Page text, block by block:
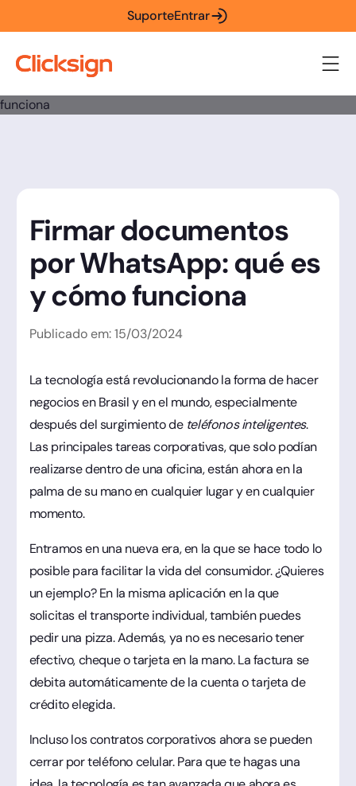
SuporteEntrar
Firmar documentos
por WhatsApp: qué es
y cómo funciona
Publicado em: 15/03/2024
La tecnología está revolucionando la forma de hacer
negocios en Brasil y en el mundo, especialmente
después del surgimiento de teléfonos inteligentes.
Las principales tareas corporativas, que solo podían
realizarse dentro de una oficina, están ahora en la
palma de su mano en cualquier lugar y en cualquier
momento.
Entramos en una nueva era, en la que se hace todo lo
posible para facilitar la vida del consumidor. ¿Quieres
un ejemplo? En la misma aplicación en la que
solicitas el transporte individual, también puedes
pedir una pizza. Además, ya no es necesario tener
efectivo, cheque o tarjeta en la mano. La factura se
debita automáticamente de la cuenta o tarjeta de
crédito elegida.
Incluso los contratos corporativos ahora se pueden
cerrar por teléfono celular. Para que te hagas una